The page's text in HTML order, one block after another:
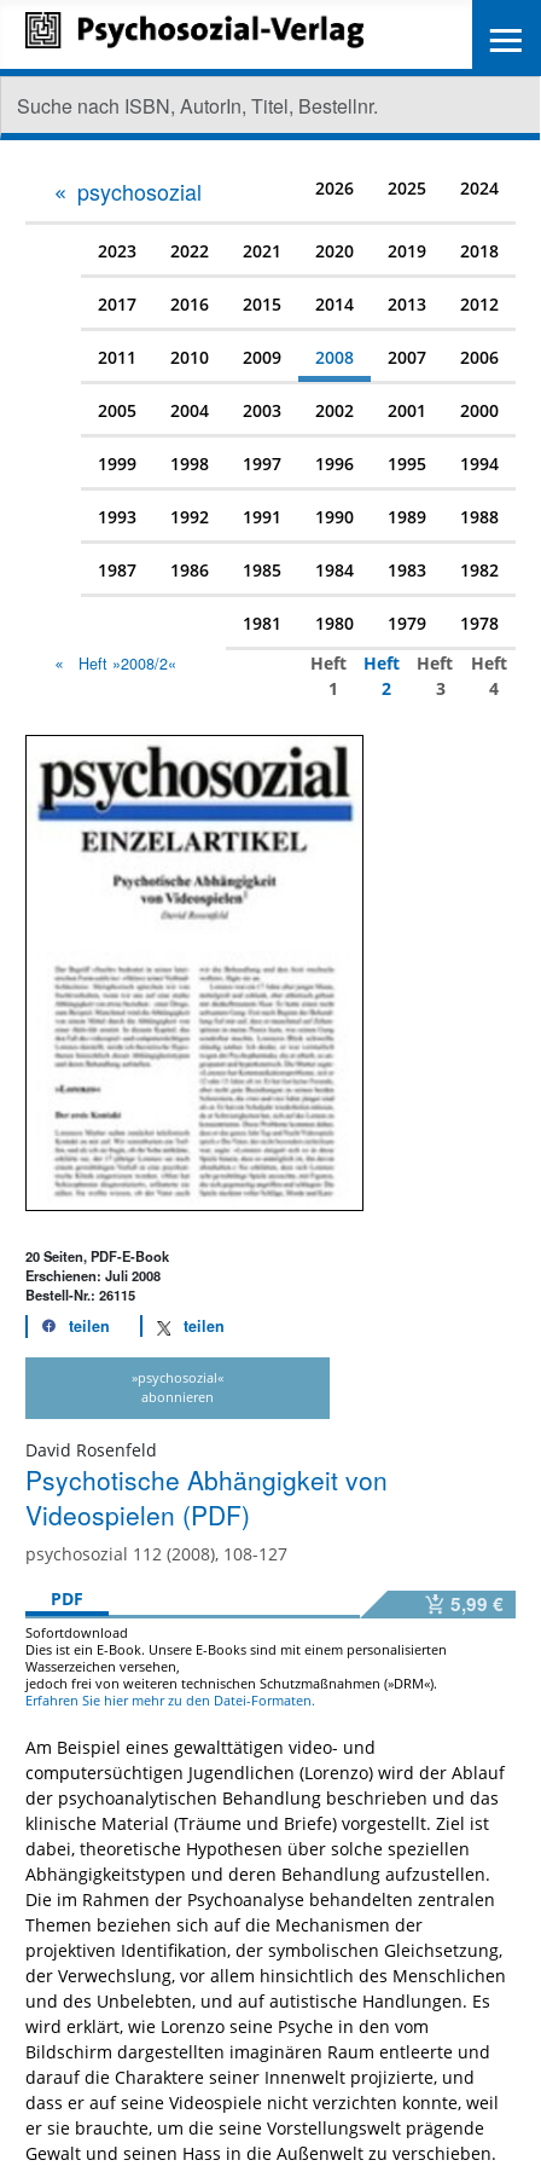
psychosozial 2026 2025 2024
2023 2022 2021 2020 2019 2018
2017 2016 2015 2014 2013 2012
2011 2010 2009 2008 2007 2006
2005 2004 2003 2002 2001 2000
1999 1998 1997 1996 1995 1994
1993 1992 1991 1990 1989 1988
1987 1986 1985 1984 1983 1982
1981 1980 1979 1978
Heft »2008/2«
Heft
1
Heft
2
Heft
3
Heft
4
20 Seiten, PDF-E-Book
Erschienen: Juli 2008
Bestell-Nr.: 26115
teilen teilen
»psychosozial«
abonnieren
David Rosenfeld
Psychotische Abhängigkeit von
Videospielen (PDF)
psychosozial 112 (2008), 108-127
PDF
5,99 €
Sofortdownload
Dies ist ein E-Book. Unsere E-Books sind mit einem personalisierten
Wasserzeichen versehen,
jedoch frei von weiteren technischen Schutzmaßnahmen (»DRM«).
Erfahren Sie hier mehr zu den Datei-Formaten.
Am Beispiel eines gewalttätigen video- und
computersüchtigen Jugendlichen (Lorenzo) wird der Ablauf
der psychoanalytischen Behandlung beschrieben und das
klinische Material (Träume und Briefe) vorgestellt. Ziel ist
dabei, theoretische Hypothesen über solche speziellen
Abhängigkeitstypen und deren Behandlung aufzustellen.
Die im Rahmen der Psychoanalyse behandelten zentralen
Themen beziehen sich auf die Mechanismen der
projektiven Identifikation, der symbolischen Gleichsetzung,
der Verwechslung, vor allem hinsichtlich des Menschlichen
und des Unbelebten, und auf autistische Handlungen. Es
wird erklärt, wie Lorenzo seine Psyche in den vom
Bildschirm dargestellten imaginären Raum entleerte und
darauf die Charaktere seiner Innenwelt projizierte, und
dass er auf seine Videospiele nicht verzichten konnte, weil
er sie brauchte, um die seine Vorstellungswelt prägende
Gewalt und seinen Hass in die Außenwelt zu verschieben.
≡